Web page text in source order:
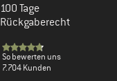
100 Tage
Rückgaberecht
So bewerten uns
7.704 Kunden